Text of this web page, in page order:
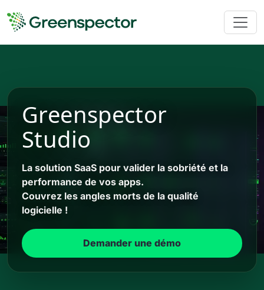
Greenspector
Studio
La solution SaaS pour valider la sobriété et la
performance de vos apps.
Couvrez les angles morts de la qualité
logicielle !
Demander une démo